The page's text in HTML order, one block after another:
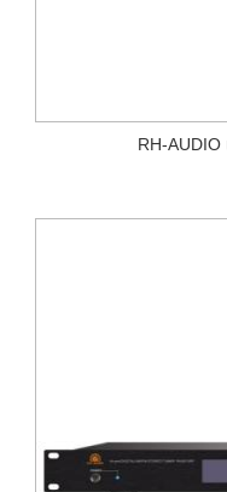
RH-